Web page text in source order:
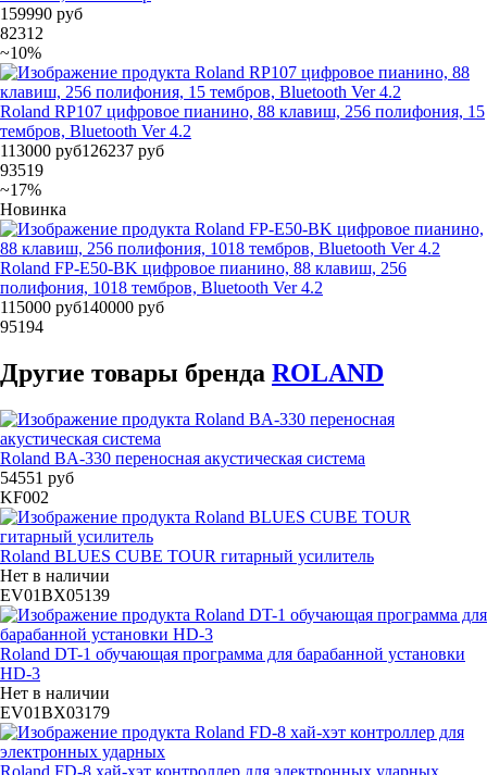
159990 руб
82312
~10%
Roland RP107 цифровое пианино, 88 клавиш, 256 полифония, 15
тембров, Bluetooth Ver 4.2
113000 руб126237 руб
93519
~17%
Новинка
Roland FP-E50-BK цифровое пианино, 88 клавиш, 256
полифония, 1018 тембров, Bluetooth Ver 4.2
115000 руб140000 руб
95194
Другие товары бренда ROLAND
Roland BA-330 переносная акустическая система
54551 руб
KF002
Roland BLUES CUBE TOUR гитарный усилитель
Нет в наличии
EV01BX05139
Roland DT-1 обучающая программа для барабанной установки
HD-3
Нет в наличии
EV01BX03179
Roland FD-8 хай-хэт контроллер для электронных ударных